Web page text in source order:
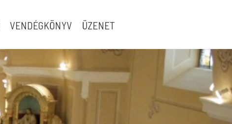
VENDÉGKÖNYV ÜZENET